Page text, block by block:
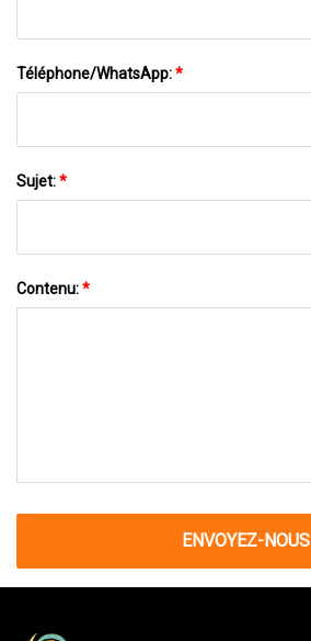
Téléphone/WhatsApp:*
Sujet:*
Contenu:*
ENVOYEZ-NOUS